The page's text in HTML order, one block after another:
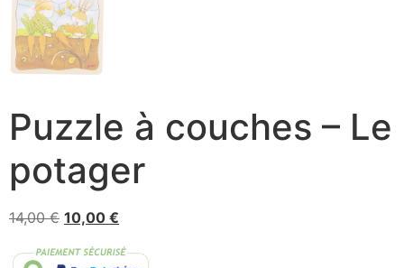
Puzzle à couches – Le
potager
14,00€ 10,00 €